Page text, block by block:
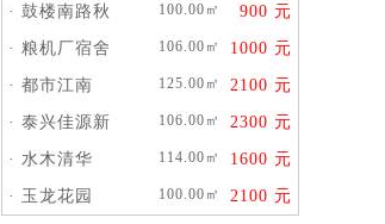
· 鼓楼南路秋 100.00㎡ 900 元
· 粮机厂宿舍 106.00㎡ 1000 元
· 都市江南 125.00㎡ 2100 元
· 泰兴佳源新 106.00㎡ 2300 元
· 水木清华 114.00㎡ 1600 元
· 玉龙花园 100.00㎡ 2100 元